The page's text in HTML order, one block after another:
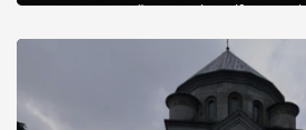
диктувати свої умови візантійському
Херсонесі Володимир-язичник, став
А потім було Хрещення Русі. На честь